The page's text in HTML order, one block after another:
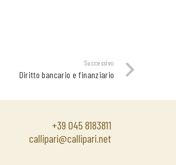
Successivo
Diritto bancario e finanziario
+39 045 8183811
callipari@callipari.net